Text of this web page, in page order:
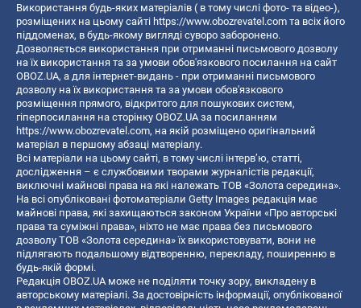
Використання будь-яких матеріалів ( в тому числі фото- та відео-),
розміщених на цьому сайті https://www.obozrevatel.com та всіх його
піддоменах, в будь-якому вигляді суворо заборонено.
Дозволяється використання при отриманні письмового дозволу
на їх використання та за умови обов'язкового посилання на сайт
OBOZ.UA, а для інтернет-видань - при отриманні письмового
дозволу на їх використання та за умови обов'язкового
розміщення прямого, відкритого для пошукових систем,
гіперпосилання на сторінку OBOZ.UA за посиланням
https://www.obozrevatel.com, на якій розміщено оригінальний
матеріал в першому абзаці матеріалу.
Всі матеріали на цьому сайті, в тому числі інтерв’ю, статті,
дослідження – є службовими творами журналістів редакції,
виключні майнові права на які належать ТОВ «Золота середина».
На всі опубліковані фотоматеріали Getty Images редакція має
майнові права, які захищаються законом України «Про авторські
права та суміжні права», ніхто не має права без письмового
дозволу ТОВ «Золота середина» їх використовувати, вони не
підлягають подальшому відтворенню, перекладу, поширенню в
будь-якій формі.
Редакція OBOZ.UA може не поділяти точку зору, викладену в
авторському матеріалі. За достовірність інформації, опублікованої